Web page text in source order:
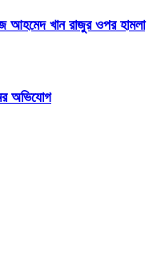
আহমেদ খান রাজুর ওপর হামলা
অভিযোগ